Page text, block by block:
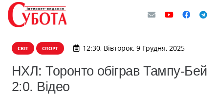
СВІТ СПОРТ 12:30, Вівторок, 9 Грудня, 2025
НХЛ: Торонто обіграв Тампу-Бей
2:0. Відео